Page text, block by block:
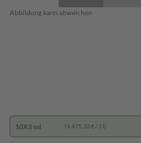
Abbildung kann abweichen
10X3 ml (4.475,33 € / 1 l)